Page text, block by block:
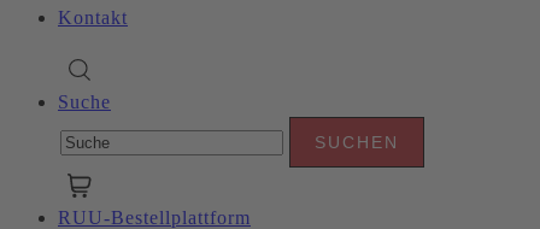
Kontakt
Suche
RUU-Bestellplattform